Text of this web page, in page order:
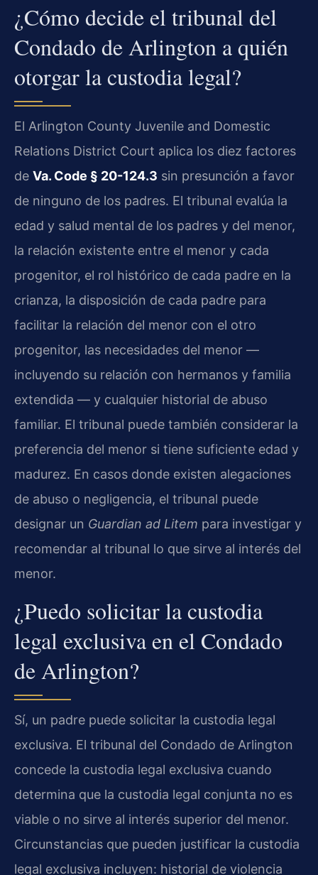
¿Cómo decide el tribunal del
Condado de Arlington a quién
otorgar la custodia legal?
El Arlington County Juvenile and Domestic
Relations District Court aplica los diez factores
de Va. Code § 20-124.3 sin presunción a favor
de ninguno de los padres. El tribunal evalúa la
edad y salud mental de los padres y del menor,
la relación existente entre el menor y cada
progenitor, el rol histórico de cada padre en la
crianza, la disposición de cada padre para
facilitar la relación del menor con el otro
progenitor, las necesidades del menor —
incluyendo su relación con hermanos y familia
extendida — y cualquier historial de abuso
familiar. El tribunal puede también considerar la
preferencia del menor si tiene suficiente edad y
madurez. En casos donde existen alegaciones
de abuso o negligencia, el tribunal puede
designar un Guardian ad Litem para investigar y
recomendar al tribunal lo que sirve al interés del
menor.
¿Puedo solicitar la custodia
legal exclusiva en el Condado
de Arlington?
Sí, un padre puede solicitar la custodia legal
exclusiva. El tribunal del Condado de Arlington
concede la custodia legal exclusiva cuando
determina que la custodia legal conjunta no es
viable o no sirve al interés superior del menor.
Circunstancias que pueden justificar la custodia
legal exclusiva incluyen: historial de violencia